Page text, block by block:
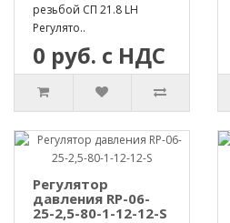
резьбой СП 21.8 LH
Регулято..
0 руб. с НДС
Регулятор
давления RP-06-
25-2,5-80-1-12-12-S